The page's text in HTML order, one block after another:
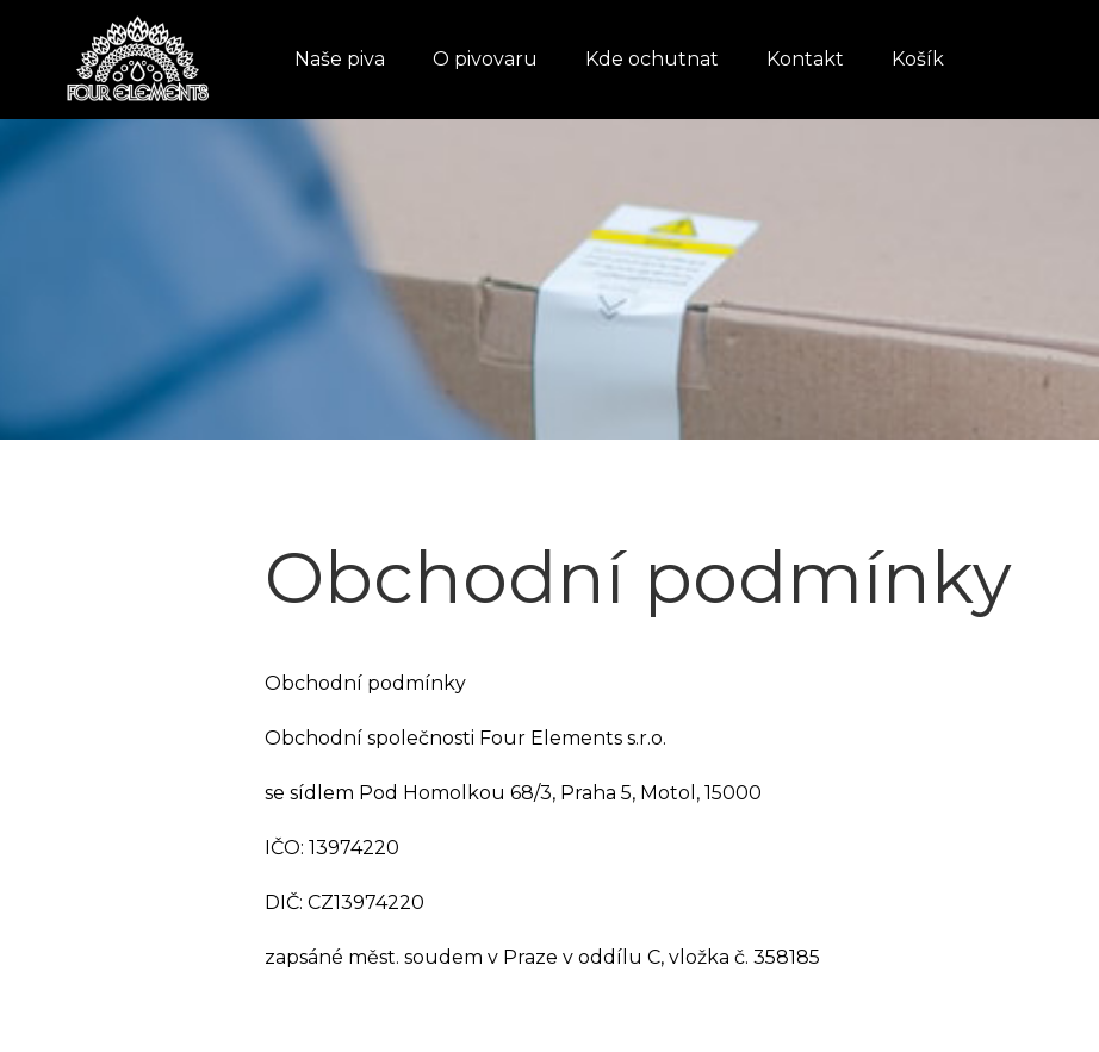
Naše piva O pivovaru Kde ochutnat Kontakt Košík
Obchodní podmínky
Obchodní podmínky
Obchodní společnosti Four Elements s.r.o.
se sídlem Pod Homolkou 68/3, Praha 5, Motol, 15000
IČO: 13974220
DIČ: CZ13974220
zapsáné měst. soudem v Praze v oddílu C, vložka č. 358185